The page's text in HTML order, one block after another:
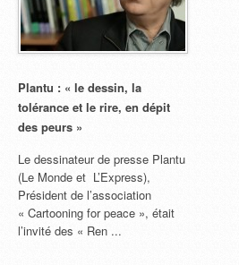
Plantu : « le dessin, la
tolérance et le rire, en dépit
des peurs »
Le dessinateur de presse Plantu
(Le Monde et L’Express),
Président de l’association
« Cartooning for peace », était
l’invité des « Ren ...